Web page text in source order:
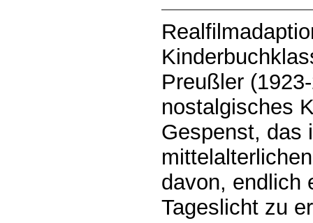
Preußler
nostalgisches
Gespenst, das
davon, endlich
Tageslicht zu